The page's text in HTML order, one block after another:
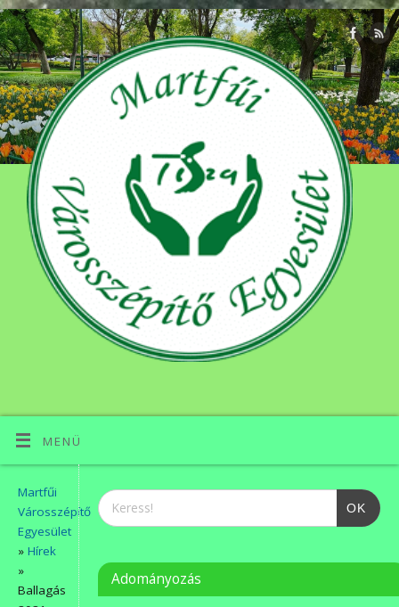
MENÜ
Martfűi
Városszépítő
Egyesület
»Hírek
»
Ballagás
OK
Adományozás